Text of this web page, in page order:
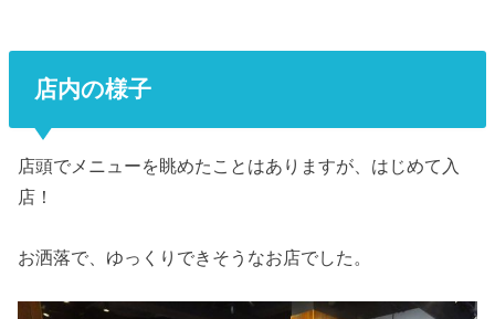
店内の様子
店頭でメニューを眺めたことはありますが、はじめて入
店！
お洒落で、ゆっくりできそうなお店でした。